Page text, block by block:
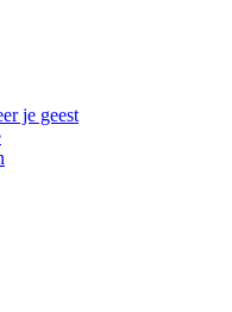
je geest